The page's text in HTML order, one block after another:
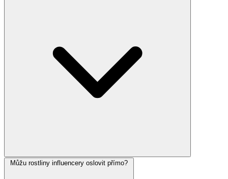
Můžu rostliny influencery oslovit přímo?